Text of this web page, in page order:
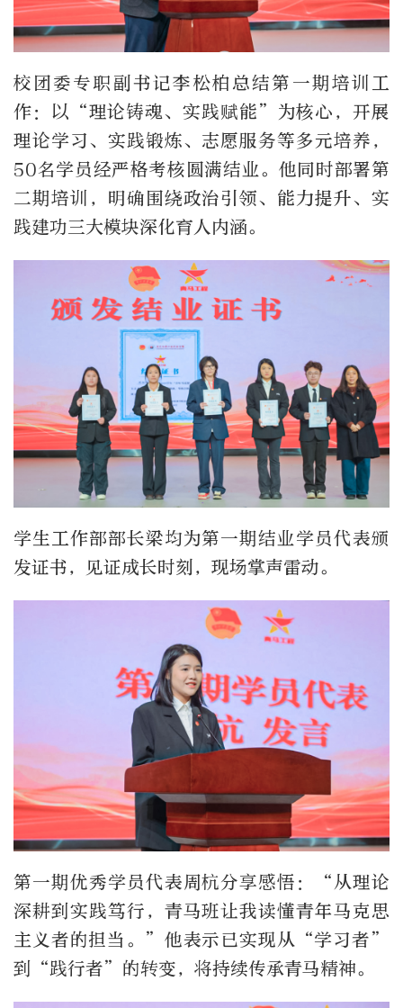
校团委专职副书记李松柏总结第一期培训工
作：以“理论铸魂、实践赋能”为核心，开展
理论学习、实践锻炼、志愿服务等多元培养，
50名学员经严格考核圆满结业。他同时部署第
二期培训，明确围绕政治引领、能力提升、实
践建功三大模块深化育人内涵。
学生工作部部长梁均为第一期结业学员代表颁
发证书，见证成长时刻，现场掌声雷动。
第一期优秀学员代表周杭分享感悟：“从理论
深耕到实践笃行，青马班让我读懂青年马克思
主义者的担当。”他表示已实现从“学习者”
到“践行者”的转变，将持续传承青马精神。